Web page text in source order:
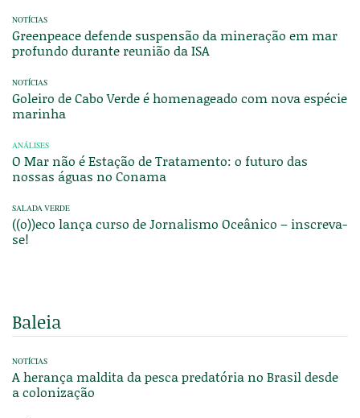
NOTÍCIAS
Greenpeace defende suspensão da mineração em mar
profundo durante reunião da ISA
NOTÍCIAS
Goleiro de Cabo Verde é homenageado com nova espécie
marinha
ANÁLISES
O Mar não é Estação de Tratamento: o futuro das
nossas águas no Conama
SALADA VERDE
((o))eco lança curso de Jornalismo Oceânico – inscreva-
se!
Baleia
NOTÍCIAS
A herança maldita da pesca predatória no Brasil desde
a colonização